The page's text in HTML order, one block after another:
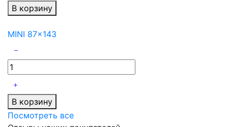
В корзину
MINI 87x143
В корзину
Посмотреть все